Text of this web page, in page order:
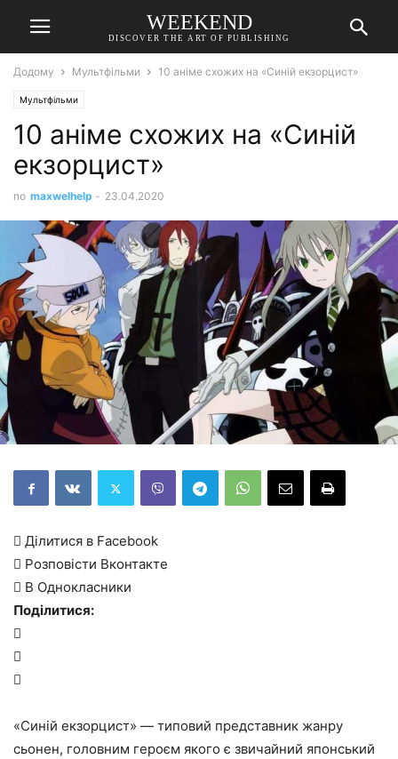
WEEKEND
DISCOVER THE ART OF PUBLISHING
Додому Мультфільми 10 аніме схожих на «Синій екзорцист»
Мультфільми
10 аніме схожих на «Синій
екзорцист»
по maxwelhelp - 23.04.2020
 Ділитися в Facebook
 Розповісти Вконтакте
 В Однокласники
Поділитися:



«Синій екзорцист» — типовий представник жанру
сьонен, головним героєм якого є звичайний японський